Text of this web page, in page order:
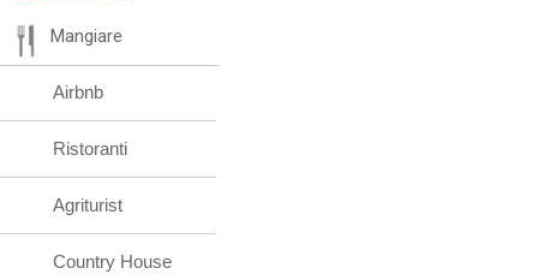
Mangiare
Airbnb
Ristoranti
Agriturist
Country House